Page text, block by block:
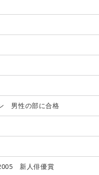
男性の部に合格
新人俳優賞